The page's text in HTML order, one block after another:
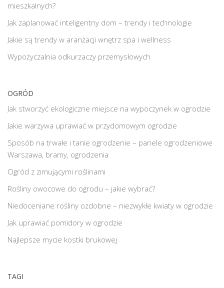
mieszkalnych?
Jak zaplanować inteligentny dom – trendy i technologie
Jakie są trendy w aranżacji wnętrz spa i wellness
Wypożyczalnia odkurzaczy przemysłowych
OGRÓD
Jak stworzyć ekologiczne miejsce na wypoczynek w ogrodzie
Jakie warzywa uprawiać w przydomowym ogrodzie
Sposób na trwałe i tanie ogrodzenie – panele ogrodzeniowe
Warszawa, bramy, ogrodzenia
Ogród z zimującymi roślinami
Rośliny owocowe do ogrodu – jakie wybrać?
Niedoceniane rośliny ozdobne – niezwykłe kwiaty w ogrodzie
Jak uprawiać pomidory w ogrodzie
Najlepsze mycie kostki brukowej
TAGI